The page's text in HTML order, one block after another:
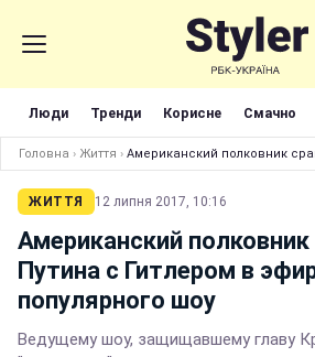
Люди Тренди Корисне Смачно
Головна › Життя › Американский полковник
ЖИТТЯ 12 липня 2017, 10:16
Американский полковник
Путина с Гитлером в
популярного шоу
Ведущему шоу, защищавшему главу